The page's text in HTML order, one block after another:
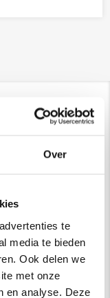
Over
te
media te bieden
Ook delen we
met onze
en analyse. Deze